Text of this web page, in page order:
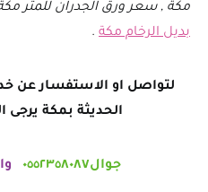
مكة , سعر ورق الجدران للمتر
بديل الرخام مكة .
لتواصل او الاستفسار عن
الحديثة بمكة يرجى
جوال٠٥٥٢٣٥٨٠٨٧